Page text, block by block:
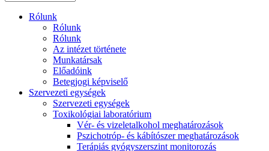
Rólunk
Rólunk
Rólunk
Az intézet története
Munkatársak
Előadóink
Betegjogi képviselő
Szervezeti egységek
Szervezeti egységek
Toxikológiai laboratórium
Vér- és vizeletalkohol meghatározások
Pszichotróp- és kábítószer meghatározások
Terápiás gyógyszerszint monitorozás